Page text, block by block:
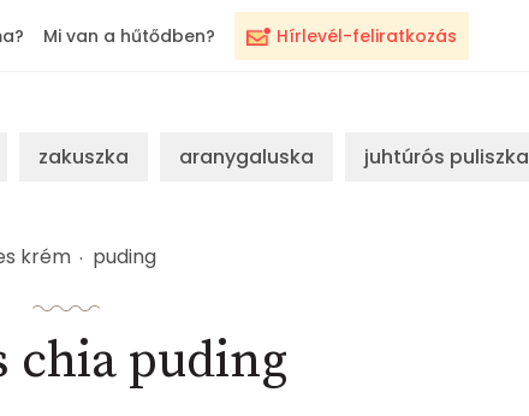
Hírlevél-feliratkozás
Mi van a hűtődben?
zakuszka aranygaluska juhtúrós puliszka
krém puding
chia puding